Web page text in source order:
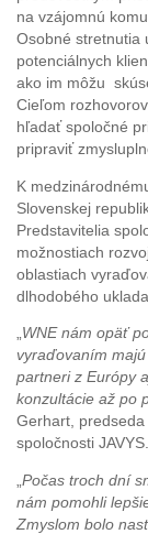
na vzájomnú
Osobné stretnutia
potenciálnych
ako im môžu
Cieľom
hľadať spoločné
pripraviť
K
Slovenskej
Predstavitelia
možnostiach
oblastiach
dlhodobého
„WNE nám opäť
vyraďovaním
partneri z Európy
konzultácie až po
Gerhart,
spoločnosti JAVYS.
Počas troch dní
nám pomohli
Zmyslom bolo